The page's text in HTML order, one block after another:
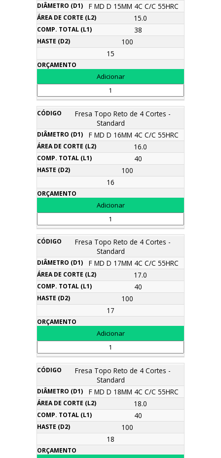
F MD D 15MM 4C C/C 55HRC
15.0
38
100
15
Fresa Topo Reto de 4 Cortes -
Standard
F MD D 16MM 4C C/C 55HRC
16.0
40
100
16
Fresa Topo Reto de 4 Cortes -
Standard
F MD D 17MM 4C C/C 55HRC
17.0
40
100
17
Fresa Topo Reto de 4 Cortes -
Standard
F MD D 18MM 4C C/C 55HRC
18.0
40
100
18